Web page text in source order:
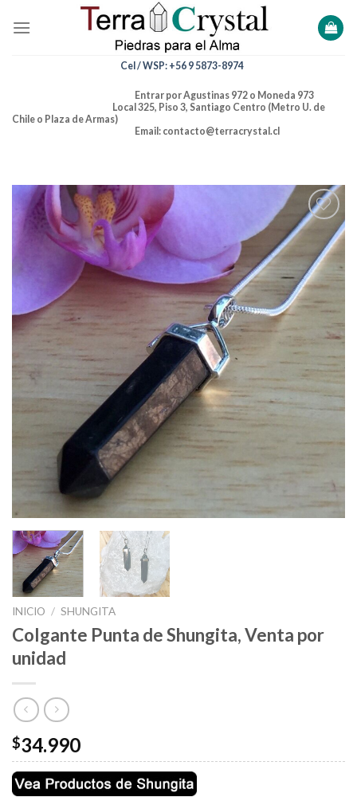
Cel / WSP: +56 9 5873-8974
Entrar por Agustinas 972 o Moneda 973
Local 325, Piso 3, Santiago Centro (Metro U. de
Chile o Plaza de Armas)
Email: contacto@terracrystal.cl
Añadir
a la
lista de
deseos
INICIO / SHUNGITA
Colgante Punta de Shungita, Venta por
unidad
$34.990